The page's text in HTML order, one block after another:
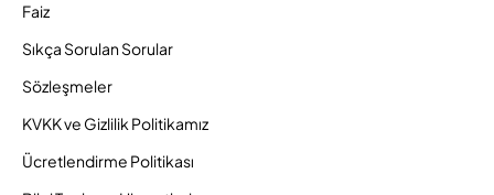
Faiz
Sıkça Sorulan Sorular
Sözleşmeler
KVKK ve Gizlilik Politikamız
Ücretlendirme Politikası